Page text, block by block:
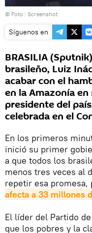
© Foto : Screenshot
Síguenos en
BRASILIA
brasileño, Luiz
acabar con el
en la Amazonía
presidente del
celebrada en el
En los primeros
inició su primer
a que todos los
menos tres veces al
repetir esa promesa,
afecta a 33 millones
El líder del Partido
que los pobres y la